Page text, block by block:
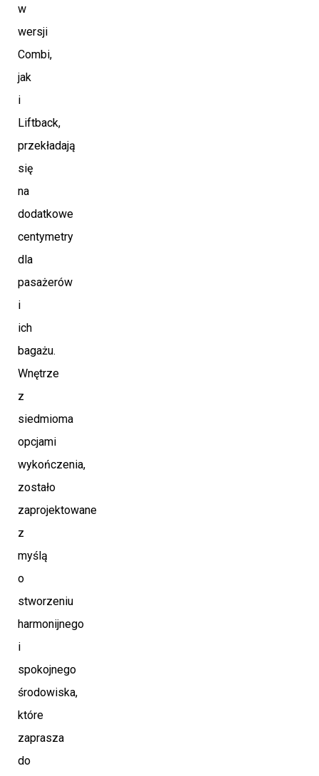
w
wersji
Combi,
jak
i
Liftback,
przekładają
się
na
dodatkowe
centymetry
dla
pasażerów
i
ich
bagażu.
Wnętrze
z
siedmioma
opcjami
wykończenia,
zostało
zaprojektowane
z
myślą
o
stworzeniu
harmonijnego
i
spokojnego
środowiska,
które
zaprasza
do